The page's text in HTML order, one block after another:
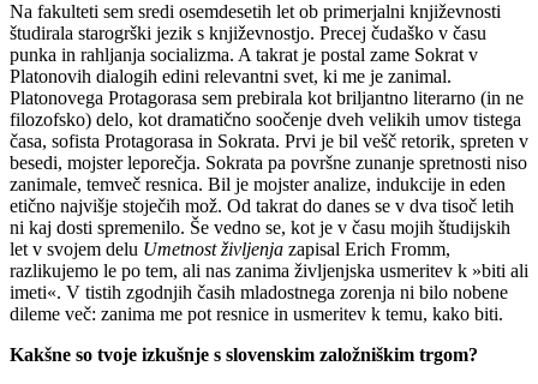
Na fakulteti sem sredi osemdesetih let ob primerjalni književnosti
študirala starogrški jezik s književnostjo. Precej čudaško v času
punka in rahljanja socializma. A takrat je postal zame Sokrat v
Platonovih dialogih edini relevantni svet, ki me je zanimal.
Platonovega Protagorasa sem prebirala kot briljantno literarno (in ne
filozofsko) delo, kot dramatično soočenje dveh velikih umov tistega
časa, sofista Protagorasa in Sokrata. Prvi je bil vešč retorik, spreten v
besedi, mojster leporečja. Sokrata pa površne zunanje spretnosti niso
zanimale, temveč resnica. Bil je mojster analize, indukcije in eden
etično najvišje stoječih mož. Od takrat do danes se v dva tisoč letih
ni kaj dosti spremenilo. Še vedno se, kot je v času mojih študijskih
let v svojem delu Umetnost življenja zapisal Erich Fromm,
razlikujemo le po tem, ali nas zanima življenjska usmeritev k »biti ali
imeti«. V tistih zgodnjih časih mladostnega zorenja ni bilo nobene
dileme več: zanima me pot resnice in usmeritev k temu, kako biti.
Kakšne so tvoje izkušnje s slovenskim založniškim trgom?